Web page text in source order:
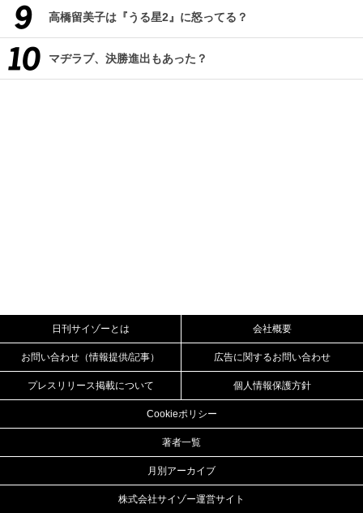
高橋留美子は『うる星2』に怒ってる？
マヂラブ、決勝進出もあった？
日刊サイゾーとは 会社概要
お問い合わせ（情報提供/記事） 広告に関するお問い合わせ
プレスリリース掲載について 個人情報保護方針
Cookieポリシー
著者一覧
月別アーカイブ
株式会社サイゾー運営サイト